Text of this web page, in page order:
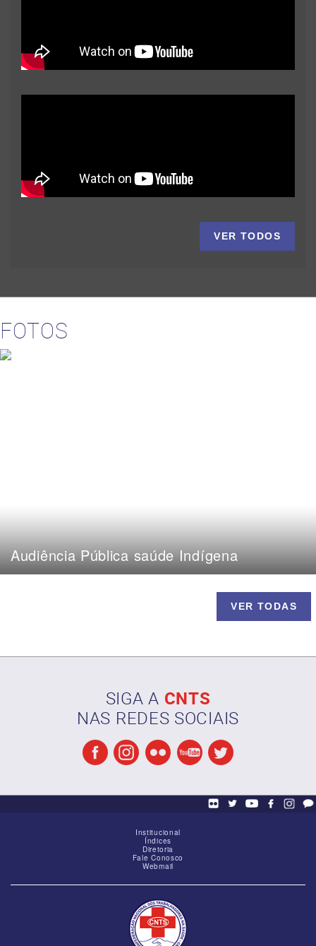
VER TODOS
FOTOS
Audiência Pública saúde Indígena
VER TODAS
SIGA A CNTS
NAS REDES SOCIAIS
Institucional
Índices
Diretoria
Fale Conosco
Webmail